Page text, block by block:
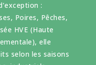
:
Poires, Pêches,
HVE (Haute
elle
selon les saisons